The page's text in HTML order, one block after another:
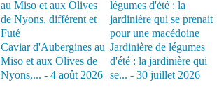
Caviar d'Aubergines au
Miso et aux Olives de
Nyons,... - 4 août 2026
Jardinière de légumes
d'été : la jardinière qui
se... - 30 juillet 2026